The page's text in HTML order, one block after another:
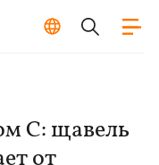
С: щавель